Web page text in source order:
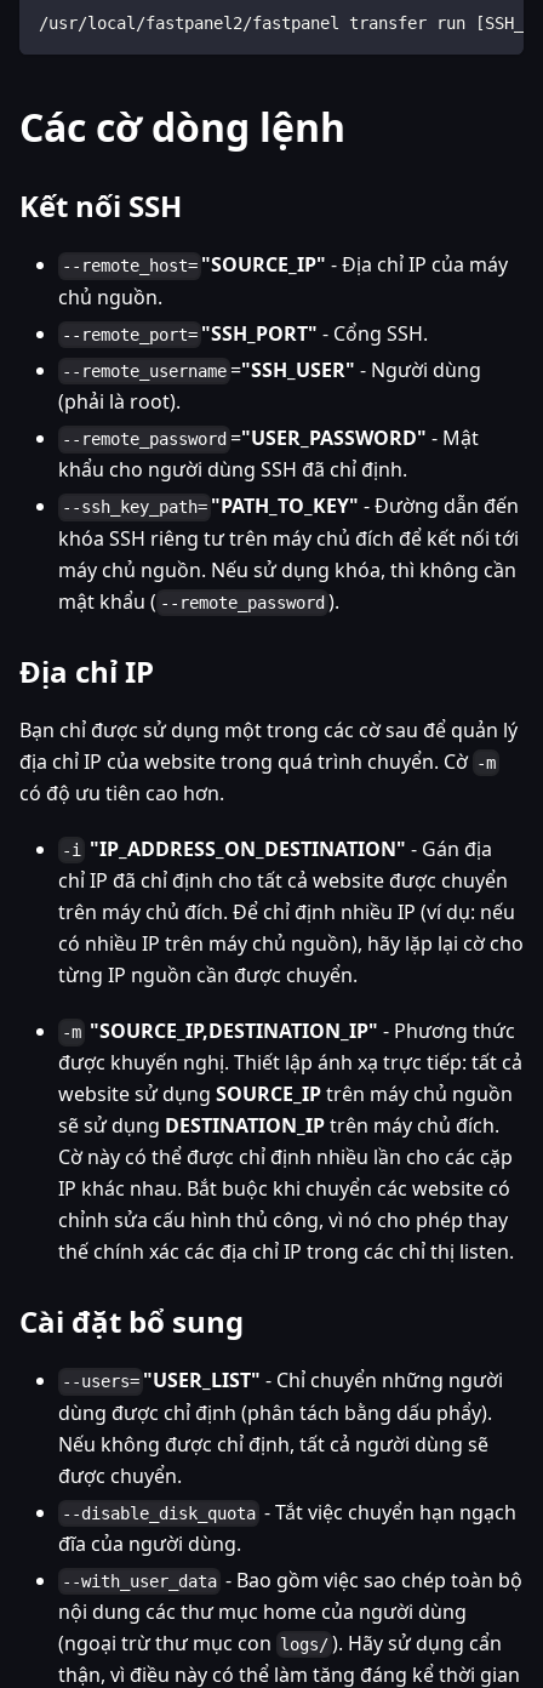
/usr/local/fastpanel2/fastpanel transfer run
Các cờ dòng lệnh
Kết nối SSH
--remote_host= "SOURCE_IP" - Địa chỉ IP của máy
chủ nguồn.
--remote_port= "SSH_PORT" - Cổng SSH.
--remote_username ="SSH_USER" - Người dùng
(phải là root).
--remote_password ="USER_PASSWORD" - Mật
khẩu cho người dùng SSH đã chỉ định.
--ssh_key_path= "PATH_TO_KEY" - Đường dẫn đến
khóa SSH riêng tư trên máy chủ đích để kết nối tới
máy chủ nguồn. Nếu sử dụng khóa, thì không cần
mật khẩu ( --remote_password ).
Địa chỉ IP
Bạn chỉ được sử dụng một trong các cờ sau để quản lý
địa chỉ IP của website trong quá trình chuyển. Cờ -m
có độ ưu tiên cao hơn.
-i "IP_ADDRESS_ON_DESTINATION" - Gán địa
chỉ IP đã chỉ định cho tất cả website được chuyển
trên máy chủ đích. Để chỉ định nhiều IP (ví dụ: nếu
có nhiều IP trên máy chủ nguồn), hãy lặp lại cờ cho
từng IP nguồn cần được chuyển.
-m "SOURCE_IP,DESTINATION_IP" - Phương thức
được khuyến nghị. Thiết lập ánh xạ trực tiếp: tất cả
website sử dụng SOURCE_IPtrên máy chủ nguồn
sẽ sử dụng DESTINATION_IPtrên máy chủ đích.
Cờ này có thể được chỉ định nhiều lần cho các cặp
IP khác nhau. Bắt buộc khi chuyển các website có
chỉnh sửa cấu hình thủ công, vì nó cho phép thay
thế chính xác các địa chỉ IP trong các chỉ thị listen.
Cài đặt bổ sung
--users= "USER_LIST" - Chỉ chuyển những người
dùng được chỉ định (phân tách bằng dấu phẩy).
Nếu không được chỉ định, tất cả người dùng sẽ
được chuyển.
--disable_disk_quota - Tắt việc chuyển hạn ngạch
đĩa của người dùng.
--with_user_data - Bao gồm việc sao chép toàn bộ
nội dung các thư mục home của người dùng
(ngoại trừ thư mục con logs/ ). Hãy sử dụng cẩn
thận, vì điều này có thể làm tăng đáng kể thời gian